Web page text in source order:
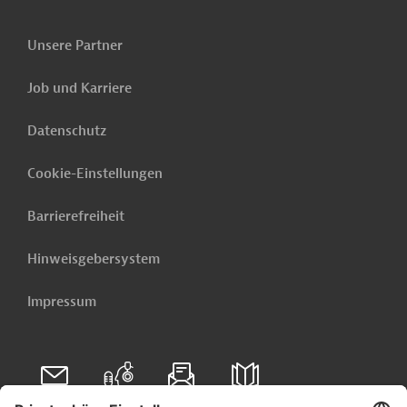
Unsere Partner
Job und Karriere
Datenschutz
Cookie-Einstellungen
Barrierefreiheit
Hinweisgebersystem
Impressum